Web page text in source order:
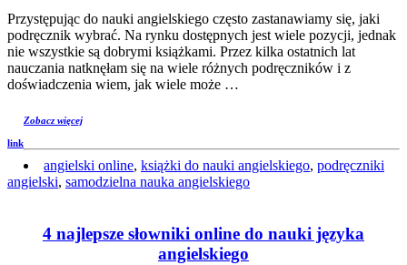
Przystępując do nauki angielskiego często zastanawiamy się, jaki
podręcznik wybrać. Na rynku dostępnych jest wiele pozycji, jednak
nie wszystkie są dobrymi książkami. Przez kilka ostatnich lat
nauczania natknęłam się na wiele różnych podręczników i z
doświadczenia wiem, jak wiele może …
link
Zobacz więcej
angielski online, książki do nauki angielskiego, podręczniki
angielski, samodzielna nauka angielskiego
4 najlepsze słowniki online do nauki języka
angielskiego